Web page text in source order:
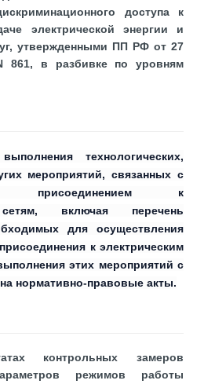
доступа к
электрической энергии и
утвержденными ПП РФ от 27
861, в разбивке по уровням
технологических,
мероприятий, связанных с
присоединением к
сетям, включая перечень
для осуществления
к электрическим
этих мероприятий с
нормативно-правовые акты.
контрольных замеров
режимов работы